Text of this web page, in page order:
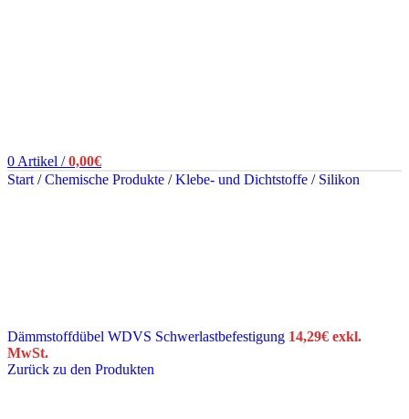
0 Artikel / 0,00€
Start / Chemische Produkte / Klebe- und Dichtstoffe / Silikon
Dämmstoffdübel WDVS Schwerlastbefestigung 14,29€ exkl.
MwSt.
Zurück zu den Produkten